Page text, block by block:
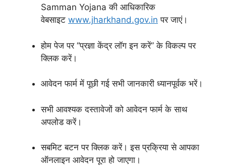
Samman Yojana की आधिकारिक
वेबसाइट www.jharkhand.gov.in पर जाएं।
होम पेज पर “प्रज्ञा केंद्र लॉग इन करें” के विकल्प पर
क्लिक करें।
आवेदन फार्म में पूछी गई सभी जानकारी ध्यानपूर्वक भरें।
सभी आवश्यक दस्तावेजों को आवेदन फार्म के साथ
अपलोड करें।
सबमिट बटन पर क्लिक करें। इस प्रक्रिया से आपका
ऑनलाइन आवेदन पूरा हो जाएगा।